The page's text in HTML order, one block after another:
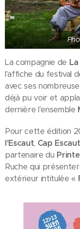
La compagnie de
l'affiche du festival
avec ses
déjà pu voir et
dernière l'ensemble
Pour cette édition
l'Escaut, Cap
partenaire du
Ruche qui
extérieur intitulée «